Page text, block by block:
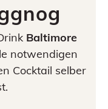
Baltimore
notwendigen
Cocktail selber